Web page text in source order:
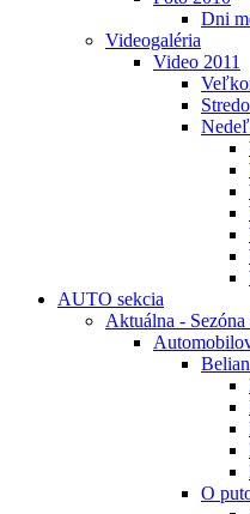
Dni
Videogaléria
Video 2011
AUTO sekcia
Aktuálna - Sezóna
O